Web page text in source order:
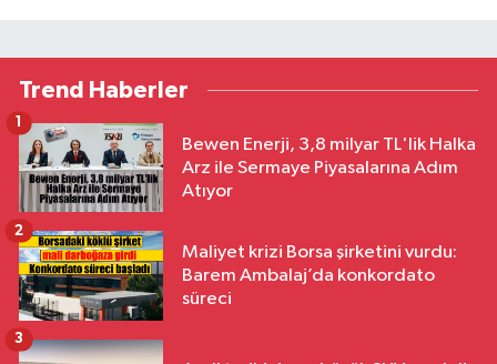
Trend Haberler
Bewen Enerji, 3,8 milyar TL'lik Halka
Arz ile Sermaye Piyasalarına Adım
Atıyor
1
Maliyet krizi Borsa şirketini vurdu:
Barem Ambalaj’da konkordato
süreci
2
3